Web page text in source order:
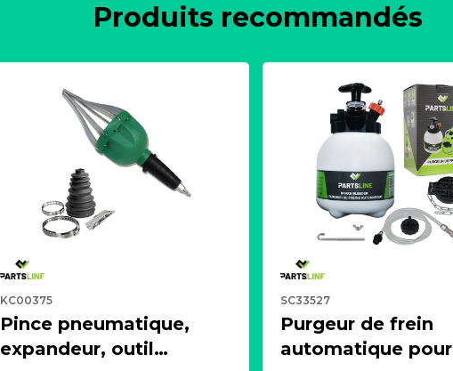
Produits recommandés
KC00375
Pince pneumatique,
expandeur, outil
SC33527
Purgeur de frein
automatique pour